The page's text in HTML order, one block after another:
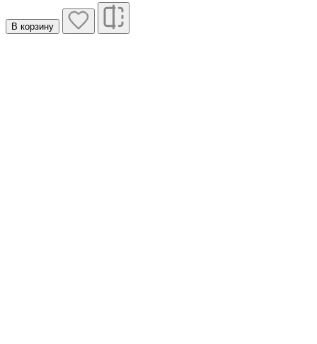
В корзину